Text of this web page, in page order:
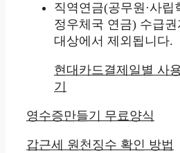
직역연금(공무원·사립
정우체국 연금) 수급
대상에서 제외됩니다.
현대카드결제일별 사
기
영수증만들기 무료양식
갑근세 원천징수 확인 방법